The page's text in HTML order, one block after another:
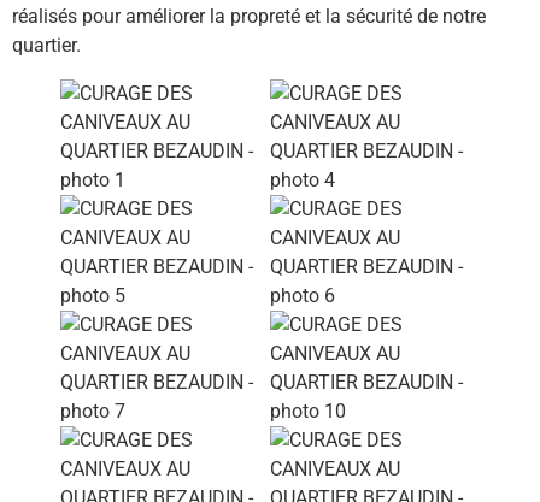
réalisés pour améliorer la propreté et la sécurité de notre
quartier.